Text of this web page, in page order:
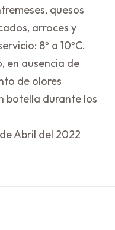
quesos
arroces y
8º a 10ºC.
en ausencia de
de olores
botella durante los
Abril del 2022